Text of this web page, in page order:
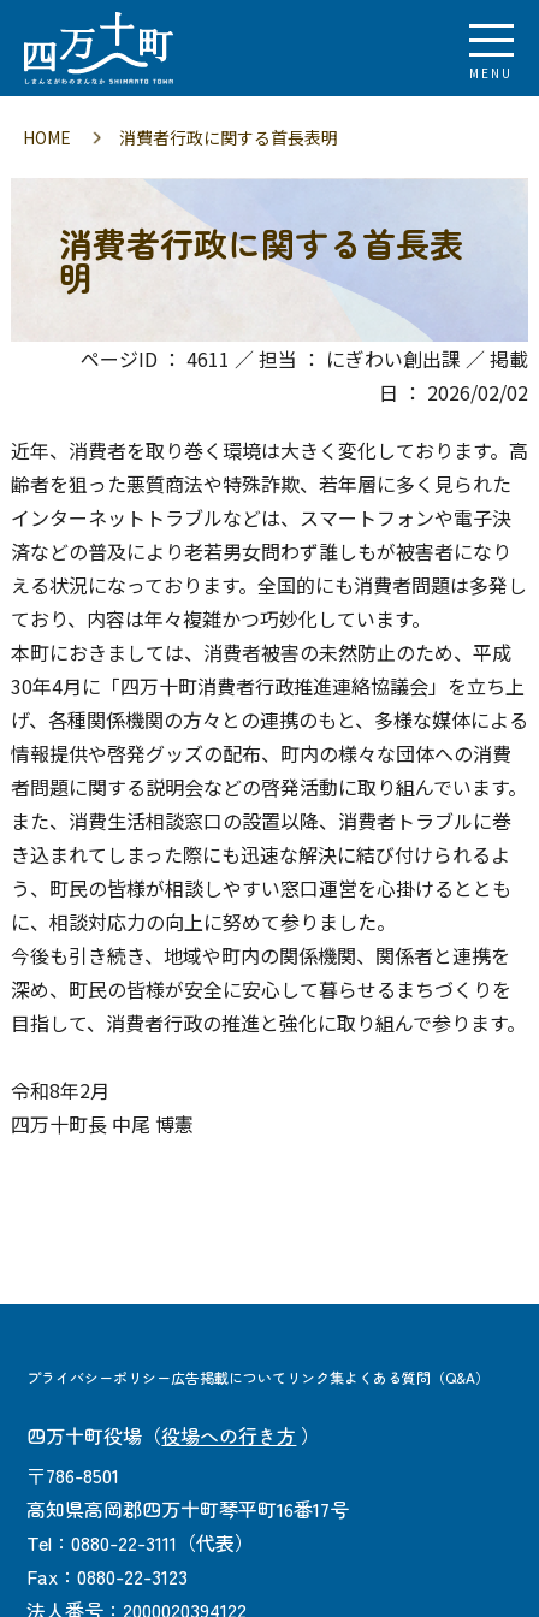
MENU
HOME 消費者行政に関する首長表明
消費者行政に関する首長表
明
ページID ： 4611 ／ 担当 ： にぎわい創出課 ／ 掲載
日 ： 2026/02/02
近年、消費者を取り巻く環境は大きく変化しております。高
齢者を狙った悪質商法や特殊詐欺、若年層に多く見られた
インターネットトラブルなどは、スマートフォンや電子決
済などの普及により老若男女問わず誰しもが被害者になり
える状況になっております。全国的にも消費者問題は多発し
ており、内容は年々複雑かつ巧妙化しています。
本町におきましては、消費者被害の未然防止のため、平成
30年4月に「四万十町消費者行政推進連絡協議会」を立ち上
げ、各種関係機関の方々との連携のもと、多様な媒体による
情報提供や啓発グッズの配布、町内の様々な団体への消費
者問題に関する説明会などの啓発活動に取り組んでいます。
また、消費生活相談窓口の設置以降、消費者トラブルに巻
き込まれてしまった際にも迅速な解決に結び付けられるよ
う、町民の皆様が相談しやすい窓口運営を心掛けるととも
に、相談対応力の向上に努めて参りました。
今後も引き続き、地域や町内の関係機関、関係者と連携を
深め、町民の皆様が安全に安心して暮らせるまちづくりを
目指して、消費者行政の推進と強化に取り組んで参ります。
令和8年2月
四万十町長 中尾 博憲
プライバシーポリシー広告掲載について リンク集よくある質問（Q&A）
四万十町役場 （役場への行き方 ）
〒786-8501
高知県高岡郡四万十町琴平町16番17号
Tel：0880-22-3111（代表）
Fax：0880-22-3123
法人番号：2000020394122